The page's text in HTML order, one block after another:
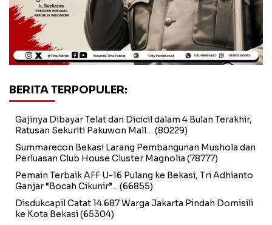
BERITA TERPOPULER:
Gajinya Dibayar Telat dan Dicicil dalam 4 Bulan Terakhir,
Ratusan Sekuriti Pakuwon Mall… (80229)
Summarecon Bekasi Larang Pembangunan Mushola dan
Perluasan Club House Cluster Magnolia (78777)
Pemain Terbaik AFF U-16 Pulang ke Bekasi, Tri Adhianto
Ganjar “Bocah Cikunir”… (66855)
Disdukcapil Catat 14.687 Warga Jakarta Pindah Domisili
ke Kota Bekasi(65304)